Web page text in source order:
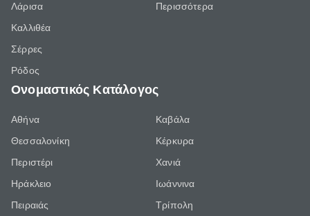
Λάρισα
Καλλιθέα
Σέρρες
Ρόδος
Περισσότερα
Ονομαστικός Κατάλογος
Αθήνα
Θεσσαλονίκη
Περιστέρι
Ηράκλειο
Πειραιάς
Καβάλα
Κέρκυρα
Χανιά
Ιωάννινα
Τρίπολη